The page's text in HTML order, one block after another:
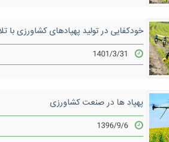
خودکفایی در تولید پهپادهای کشاورزی با
1401/3/31
پهپاد ها در صنعت کشاورزی
1396/9/6